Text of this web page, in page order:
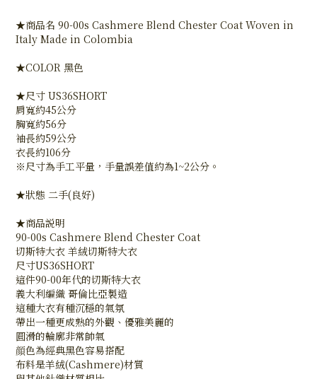
★商品名 90-00s Cashmere Blend Chester Coat Woven in
Italy Made in Colombia
★COLOR 黑色
★尺寸 US36SHORT
肩寬約45公分
胸寬約56分
袖長約59公分
衣長約106分
※尺寸為手工平量，手量誤差值約為1~2公分。
★狀態 二手(良好)
★商品説明
90-00s Cashmere Blend Chester Coat
切斯特大衣 羊絨切斯特大衣
尺寸US36SHORT
這件90-00年代的切斯特大衣
義大利編織 哥倫比亞製造
這種大衣有種沉穩的氣氛
帶出一種更成熟的外觀、優雅美麗的
圓滑的輪廓非常帥氣
顔色為經典黑色容易搭配
布料是羊絨(Cashmere)材質